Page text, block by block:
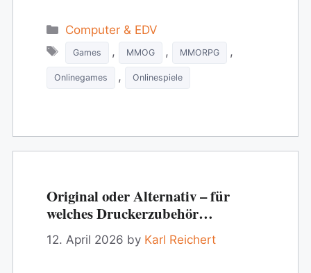
Categories
Computer & EDV
Tags
Games , MMOG , MMORPG ,
Onlinegames , Onlinespiele
Original oder Alternativ – für
welches Druckerzubehör
entscheide ich mich?
12. April 2026 by Karl Reichert